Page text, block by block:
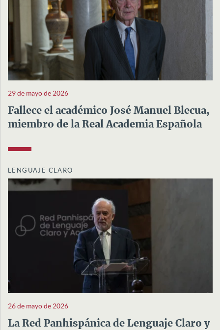
29 de mayo de 2026
Fallece el académico José Manuel Blecua,
miembro de la Real Academia Española
LENGUAJE CLARO
26 de mayo de 2026
La Red Panhispánica de Lenguaje Claro y